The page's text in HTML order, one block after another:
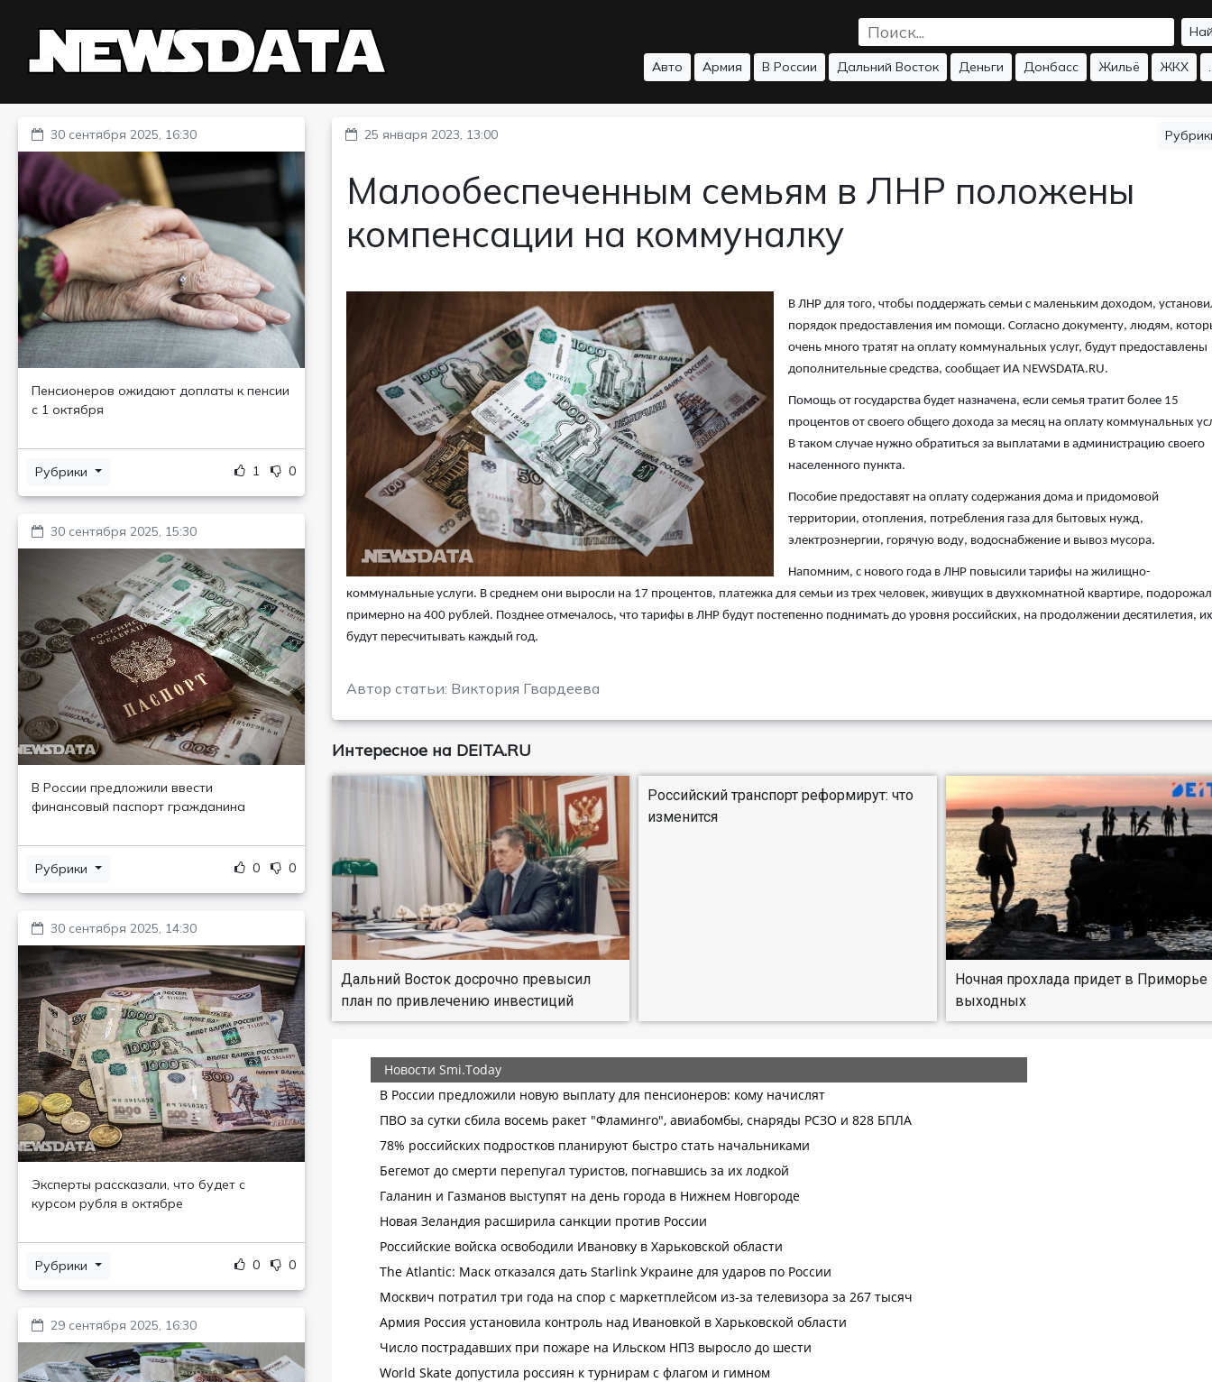
Авто Армия В России Дальний Восток Деньги Донбасс Жильё ЖКХ
30 сентября 2025, 16:30
Пенсионеров ожидают доплаты к пенсии
с 1 октября
Рубрики 1 0
30 сентября 2025, 15:30
В России предложили ввести
финансовый паспорт гражданина
Рубрики 0 0
30 сентября 2025, 14:30
Эксперты рассказали, что будет с
курсом рубля в октябре
Рубрики 0 0
29 сентября 2025, 16:30
25 января 2023, 13:00
Малообеспеченным семьям в ЛНР положены
компенсации на коммуналку
В ЛНР для того, чтобы поддержать семьи с маленьким доходом,
порядок предоставления им помощи. Согласно документу, людям,
очень много тратят на оплату коммунальных услуг, будут предоставлены
дополнительные средства, сообщает ИА NEWSDATA.RU.
Помощь от государства будет назначена, если семья тратит более 15
процентов от своего общего дохода за месяц на оплату коммунальных
В таком случае нужно обратиться за выплатами в администрацию своего
населенного пункта.
Пособие предоставят на оплату содержания дома и придомовой
территории, отопления, потребления газа для бытовых нужд,
электроэнергии, горячую воду, водоснабжение и вывоз мусора.
Напомним, с нового года в ЛНР повысили тарифы на жилищно-
коммунальные услуги. В среднем они выросли на 17 процентов, платежка для семьи из трех человек, живущих в двухкомнатной квартире,
примерно на 400 рублей. Позднее отмечалось, что тарифы в ЛНР будут постепенно поднимать до уровня российских, на продолжении десятилетия, их
будут пересчитывать каждый год.
Автор статьи: Виктория Гвардеева
Интересное на DEITA.RU
Дальний Восток досрочно превысил
план по привлечению инвестиций
Российский транспорт реформирут: что
изменится
Ночная прохлада придет в Приморье
выходных